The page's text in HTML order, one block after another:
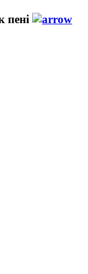
пені